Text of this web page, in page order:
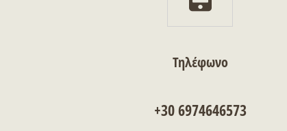
Τηλέφωνο
+30 6974646573